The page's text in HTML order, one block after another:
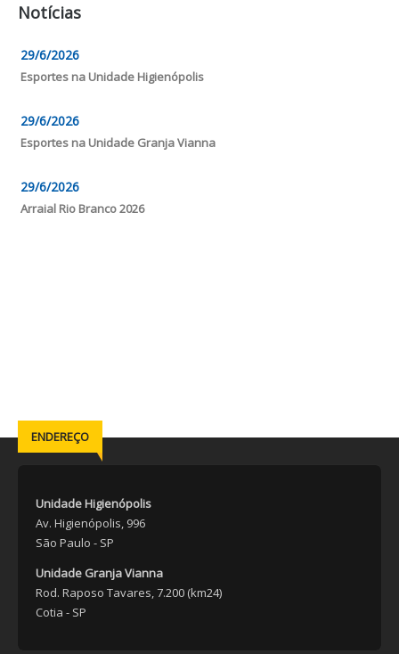
Notícias
29/6/2026
Esportes na Unidade Higienópolis
29/6/2026
Esportes na Unidade Granja Vianna
29/6/2026
Arraial Rio Branco 2026
ENDEREÇO
Unidade Higienópolis
Av. Higienópolis, 996
São Paulo - SP
Unidade Granja Vianna
Rod. Raposo Tavares, 7.200 (km24)
Cotia - SP